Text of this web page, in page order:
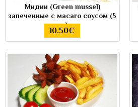
Мидии (Green mussel)
запеченные с масаго соусом (5
шт)
10.50€